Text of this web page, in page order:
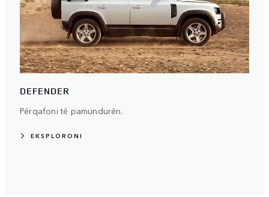
DEFENDER
Përqafoni të pamundurën.
EKSPLORONI